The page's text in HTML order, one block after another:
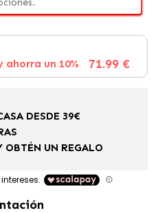
ahorra un 10% 71.99 €
DESDE 39€
OBTÉN UN REGALO